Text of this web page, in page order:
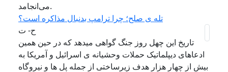
می‌انجامد.
تله ی صلح؛ چرا ترامپ بدنبال مذاکره است؟
ح- ت
تاریخ این چهل روز جنگ گواهی میدهد که در حین همین
ادعاهای دیپلماتیک حملات وحشیانه ی اسرائیل و آمریکا به
بیش از چهار هزار هدف زیرساختی از جمله پل ها و نیروگاه